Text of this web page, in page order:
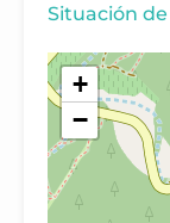
Situación
+
−